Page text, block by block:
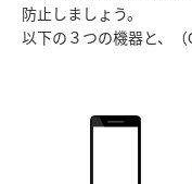
防止しましょう。